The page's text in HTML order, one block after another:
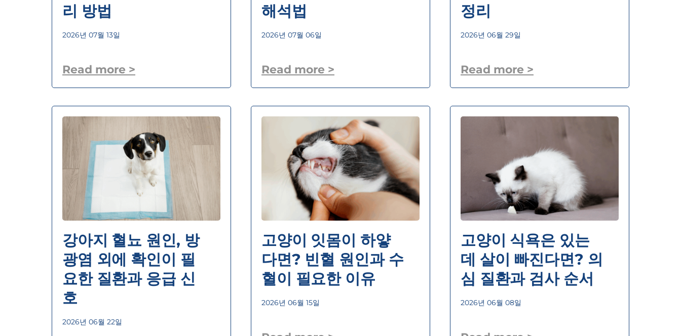
리 방법
2026년 07월 13일
Read more >
해석법
2026년 07월 06일
Read more >
정리
2026년 06월 29일
Read more >
강아지 혈뇨 원인, 방
광염 외에 확인이 필
요한 질환과 응급 신
호
2026년 06월 22일
고양이 잇몸이 하얗
다면? 빈혈 원인과 수
혈이 필요한 이유
2026년 06월 15일
고양이 식욕은 있는
데 살이 빠진다면? 의
심 질환과 검사 순서
2026년 06월 08일